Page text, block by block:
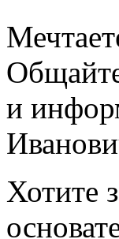
и
Хотите